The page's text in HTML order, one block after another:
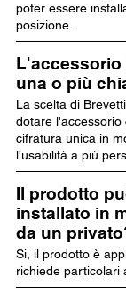
poter essere
posizione.
L'accessorio
una o più
La scelta di
dotare l'accessorio
cifratura unica in
l'usabilità a più
Il prodotto
installato in
da un
Si, il prodotto è
richiede particolari